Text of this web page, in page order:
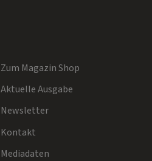
Zum Magazin Shop
Aktuelle Ausgabe
Newsletter
Kontakt
Mediadaten